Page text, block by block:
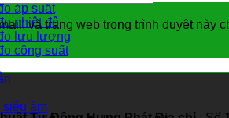
áp suất
nhiệt độ
lưu lượng
công suất
pháp
siêu âm
và trang web trong trình duyệt này